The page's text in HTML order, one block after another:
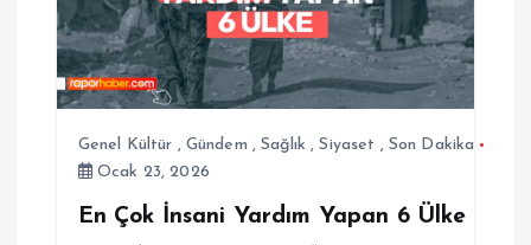
Genel Kültür , Gündem ,Sağlık ,Siyaset , Son Dakika
Ocak 23, 2026
En Çok İnsani Yardım Yapan 6 Ülke